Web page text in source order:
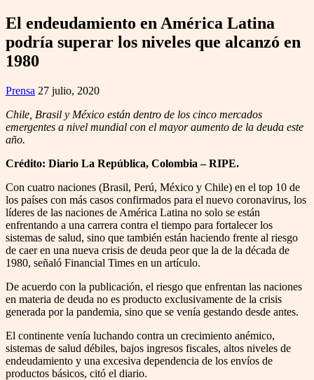
El endeudamiento en América Latina
podría superar los niveles que alcanzó en
1980
Prensa 27 julio, 2020
Chile, Brasil y México están dentro de los cinco mercados
emergentes a nivel mundial con el mayor aumento de la deuda este
año.
Crédito: Diario La República, Colombia – RIPE.
Con cuatro naciones (Brasil, Perú, México y Chile) en el top 10 de
los países con más casos confirmados para el nuevo coronavirus, los
líderes de las naciones de América Latina no solo se están
enfrentando a una carrera contra el tiempo para fortalecer los
sistemas de salud, sino que también están haciendo frente al riesgo
de caer en una nueva crisis de deuda peor que la de la década de
1980, señaló Financial Times en un artículo.
De acuerdo con la publicación, el riesgo que enfrentan las naciones
en materia de deuda no es producto exclusivamente de la crisis
generada por la pandemia, sino que se venía gestando desde antes.
El continente venía luchando contra un crecimiento anémico,
sistemas de salud débiles, bajos ingresos fiscales, altos niveles de
endeudamiento y una excesiva dependencia de los envíos de
productos básicos, citó el diario.